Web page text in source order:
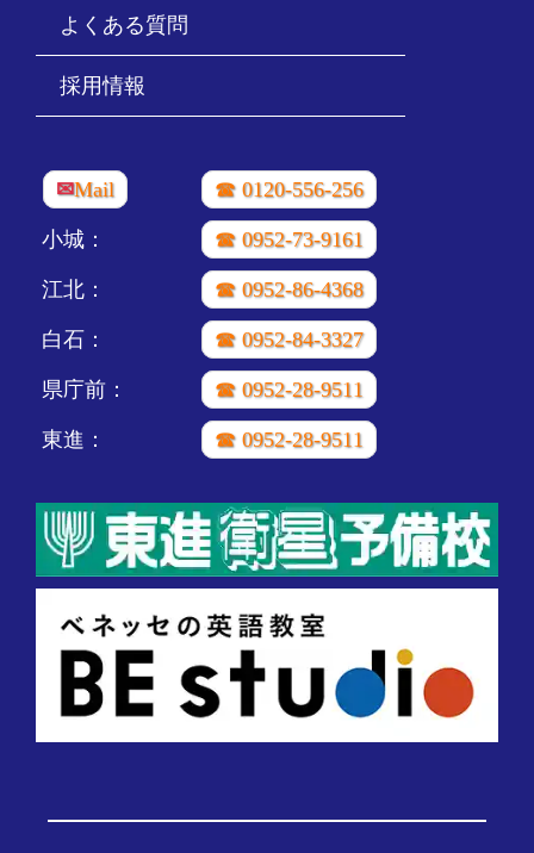
よくある質問
採用情報
✉Mail ☎ 0120-556-256
小城： ☎ 0952-73-9161
江北： ☎ 0952-86-4368
白石： ☎ 0952-84-3327
県庁前： ☎ 0952-28-9511
東進： ☎ 0952-28-9511